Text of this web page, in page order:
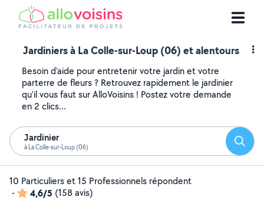
Jardiniers à La Colle-sur-Loup (06) et alentours
Besoin d'aide pour entretenir votre jardin et votre
parterre de fleurs ? Retrouvez rapidement le jardinier
qu'il vous faut sur AlloVoisins ! Postez votre demande
en 2 clics...
Jardinier
à La Colle-sur-Loup (06)
10 Particuliers et 15 Professionnels répondent
-
4,6/5 (158 avis)